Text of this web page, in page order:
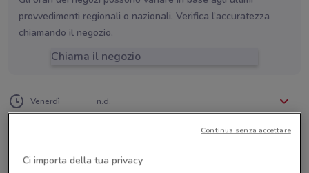
provvedimenti regionali o nazionali. Verifica l’accuratezza
chiamando il negozio.
Chiama il negozio
Venerdì n.d.
Partenotur Snc Partenotur@Libero.It
Ci importa della tua privacy
Continua senza accettare